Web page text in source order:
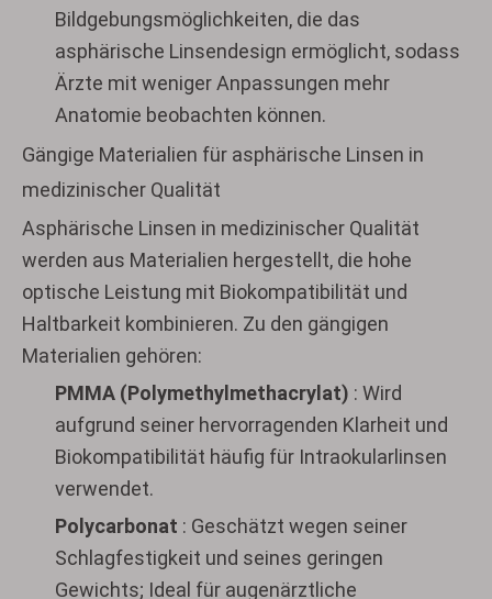
Bildgebungsmöglichkeiten, die das
asphärische Linsendesign ermöglicht, sodass
Ärzte mit weniger Anpassungen mehr
Anatomie beobachten können.
Gängige Materialien für asphärische Linsen in
medizinischer Qualität
Asphärische Linsen in medizinischer Qualität
werden aus Materialien hergestellt, die hohe
optische Leistung mit Biokompatibilität und
Haltbarkeit kombinieren. Zu den gängigen
Materialien gehören:
PMMA (Polymethylmethacrylat) : Wird
aufgrund seiner hervorragenden Klarheit und
Biokompatibilität häufig für Intraokularlinsen
verwendet.
Polycarbonat : Geschätzt wegen seiner
Schlagfestigkeit und seines geringen
Gewichts; Ideal für augenärztliche